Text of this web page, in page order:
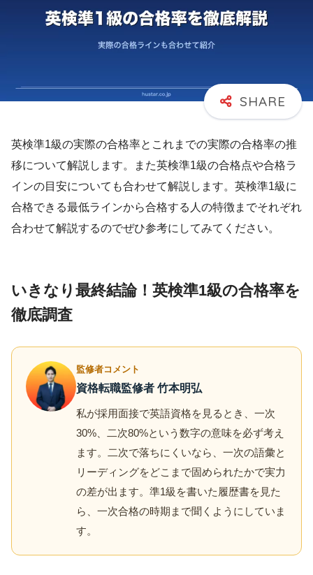
英検準1級の実際の合格率とこれまでの実際の合格率の推
移について解説します。また英検準1級の合格点や合格ラ
インの目安についても合わせて解説します。英検準1級に
合格できる最低ラインから合格する人の特徴までそれぞれ
合わせて解説するのでぜひ参考にしてみてください。
いきなり最終結論！英検準1級の合格率を
徹底調査
監修者コメント
資格転職監修者 竹本明弘
私が採用面接で英語資格を見るとき、一次
30%、二次80%という数字の意味を必ず考え
ます。二次で落ちにくいなら、一次の語彙と
リーディングをどこまで固められたかで実力
の差が出ます。準1級を書いた履歴書を見た
ら、一次合格の時期まで聞くようにしていま
す。